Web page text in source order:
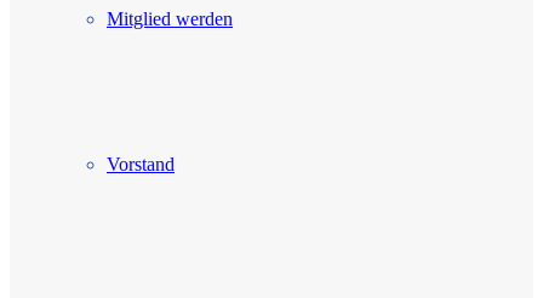
Mitglied werden
Vorstand